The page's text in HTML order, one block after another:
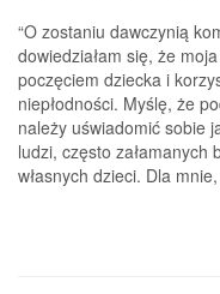
“O zostaniu dawczynią
dowiedziałam się, że
poczęciem dziecka i
niepłodności. Myślę, że
należy uświadomić sobie
ludzi, często załamanych
własnych dzieci. Dla